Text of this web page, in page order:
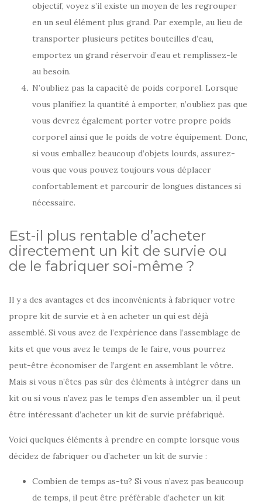
objectif, voyez s’il existe un moyen de les regrouper
en un seul élément plus grand. Par exemple, au lieu de
transporter plusieurs petites bouteilles d’eau,
emportez un grand réservoir d’eau et remplissez-le
au besoin.
N’oubliez pas la capacité de poids corporel. Lorsque
vous planifiez la quantité à emporter, n’oubliez pas que
vous devrez également porter votre propre poids
corporel ainsi que le poids de votre équipement. Donc,
si vous emballez beaucoup d’objets lourds, assurez-
vous que vous pouvez toujours vous déplacer
confortablement et parcourir de longues distances si
nécessaire.
Est-il plus rentable d’acheter
directement un kit de survie ou
de le fabriquer soi-même ?
Il y a des avantages et des inconvénients à fabriquer votre
propre kit de survie et à en acheter un qui est déjà
assemblé. Si vous avez de l’expérience dans l’assemblage de
kits et que vous avez le temps de le faire, vous pourrez
peut-être économiser de l’argent en assemblant le vôtre.
Mais si vous n’êtes pas sûr des éléments à intégrer dans un
kit ou si vous n’avez pas le temps d’en assembler un, il peut
être intéressant d’acheter un kit de survie préfabriqué.
Voici quelques éléments à prendre en compte lorsque vous
décidez de fabriquer ou d’acheter un kit de survie :
Combien de temps as-tu? Si vous n’avez pas beaucoup
de temps, il peut être préférable d’acheter un kit